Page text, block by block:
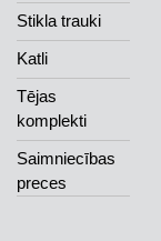
Stikla trauki
Katli
Tējas
komplekti
Saimniecības
preces